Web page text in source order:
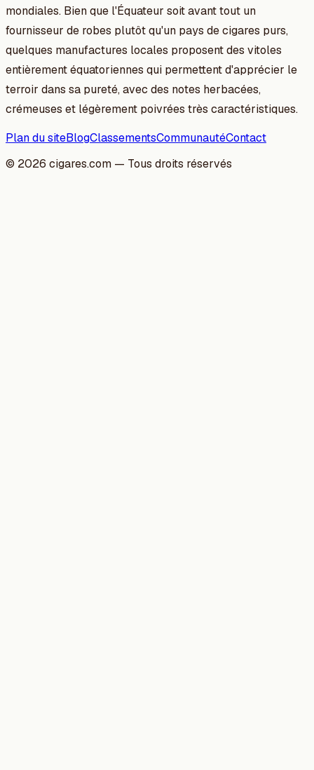
mondiales. Bien que l'Équateur soit avant tout un
fournisseur de robes plutôt qu'un pays de cigares purs,
quelques manufactures locales proposent des vitoles
entièrement équatoriennes qui permettent d'apprécier le
terroir dans sa pureté, avec des notes herbacées,
crémeuses et légèrement poivrées très caractéristiques.
Plan du siteBlogClassementsCommunautéContact
© 2026 cigares.com — Tous droits réservés